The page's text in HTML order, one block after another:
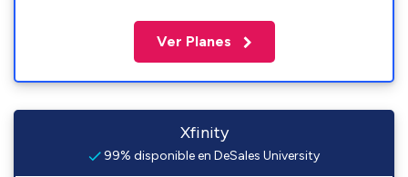
Ver Planes
Xfinity
99% disponible en DeSales University